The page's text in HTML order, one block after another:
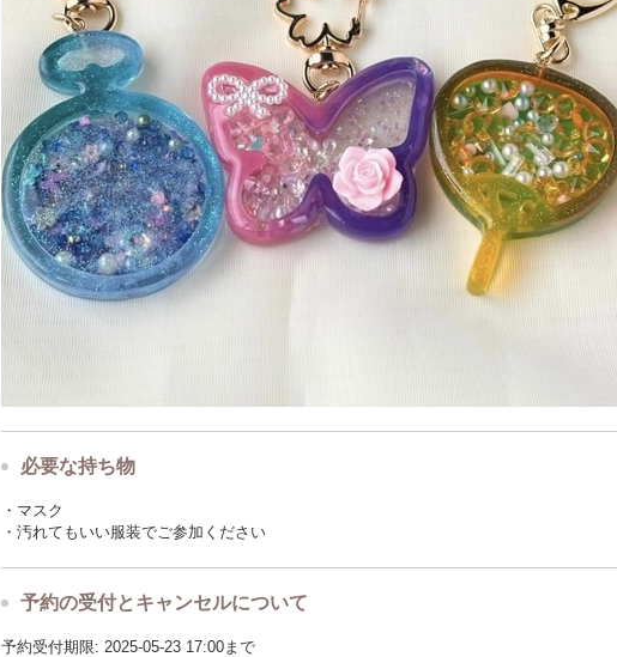
※他のアイテムをご希望の方は
@t.o.m.o.accessories までご相談ください。
⸻
#レジン #シャカシャカキーホルダー #ワークショップ #ハンドメイド体験 #江戸川区イ
#Douce #tomoaccessories
必要な持ち物
・マスク
・汚れてもいい服装でご参加ください
予約の受付とキャンセルについて
予約受付期限: 2025-05-23 17:00まで